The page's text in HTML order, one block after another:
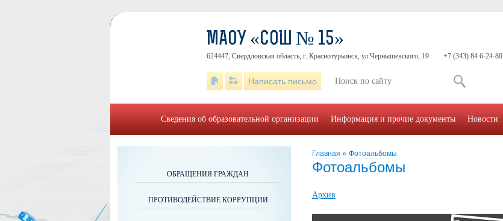
Главная » Фотоальбомы
Фотоальбомы
Архив
ОБРАЩЕНИЯ ГРАЖДАН
ПРОТИВОДЕЙСТВИЕ КОРРУПЦИИ
МАОУ «СОШ № 15»
624447, Свердловская область, г. Краснотурьинск, ул.Чернышевского, 19 +7 (343) 84 6-24-80
Написать письмо
Сведения об образовательной организации Информация и прочие документы Новости